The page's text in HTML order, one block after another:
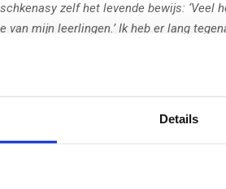
Details
zelf het levende bewijs: ‘Veel
mijn leerlingen.’ Ik heb er lang
beamen. Elke les op de Academie
en inzichten zijn goud waard.
Ga en leer dus (samen) en geniet
waar de relatie tussen docent en
van elkaar en wordt de leermeester
je horen!